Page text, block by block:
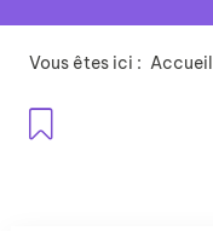
Vous êtes ici : Accueil